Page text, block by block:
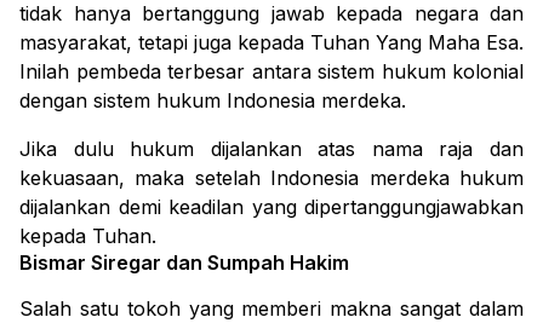
tidak hanya bertanggung jawab kepada negara dan
masyarakat, tetapi juga kepada Tuhan Yang Maha Esa.
Inilah pembeda terbesar antara sistem hukum kolonial
dengan sistem hukum Indonesia merdeka.
Jika dulu hukum dijalankan atas nama raja dan
kekuasaan, maka setelah Indonesia merdeka hukum
dijalankan demi keadilan yang dipertanggungjawabkan
kepada Tuhan.
Bismar Siregar dan Sumpah Hakim
Salah satu tokoh yang memberi makna sangat dalam